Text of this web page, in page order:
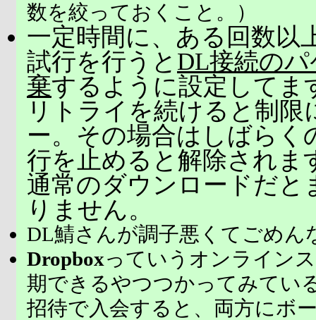
数を絞っておくこと。）
一定時間に、ある回数以
試行を行うと DL接続の
棄するように設定してま
リトライを続けると制限
ー。その場合はしばらく
行を止めると解除されま
通常のダウンロードだと
りません。
DL鯖さんが調子悪くてごめん
Dropboxっていうオンライン
期できるやつつかってみてい
招待で入会すると、両方にボ